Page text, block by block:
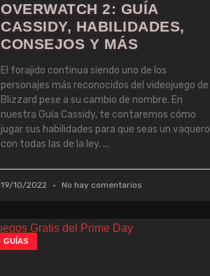
OVERWATCH 2: GUÍA
CASSIDY, HABILIDADES,
CONSEJOS Y MÁS
El forajido continua siendo uno de los
personajes más reconocidos del videojuego de
Blizzard pese a su cambio de nombre. En
nuestra Guía Cassidy, te contaremos cómo
jugar sus habilidades para que seas un vaquero
con todas las de la ley.
19/10/2022 No hay comentarios
GUÍAS